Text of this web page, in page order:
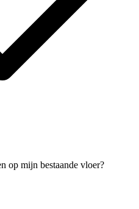
op mijn bestaande vloer?